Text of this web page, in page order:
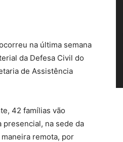
na última semana
da Defesa Civil do
de Assistência
42 famílias vão
presencial, na sede da
remota, por